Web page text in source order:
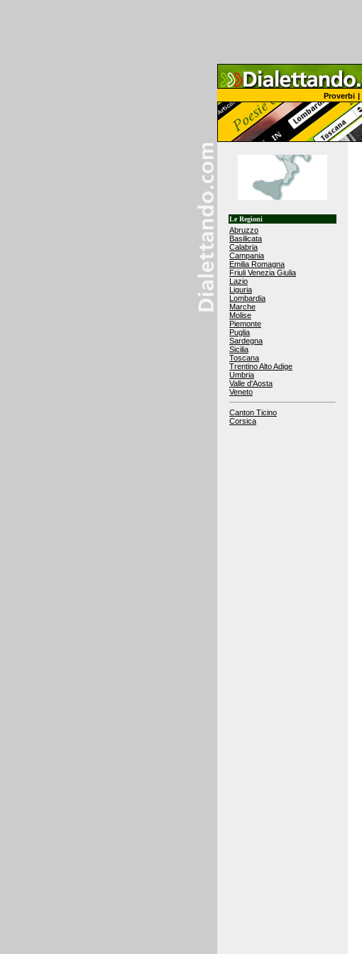
Proverbi |
Le Regioni
Abruzzo
Basilicata
Calabria
Campania
Emilia Romagna
Friuli Venezia Giulia
Lazio
Liguria
Lombardia
Marche
Molise
Piemonte
Puglia
Sardegna
Sicilia
Toscana
Trentino Alto Adige
Umbria
Valle d'Aosta
Veneto
Canton Ticino
Corsica